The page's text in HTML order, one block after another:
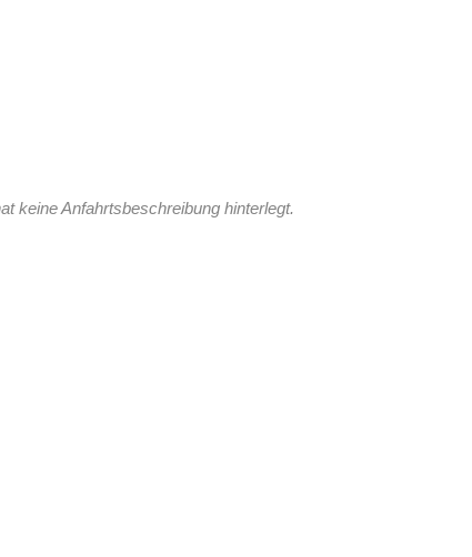
keine Anfahrtsbeschreibung hinterlegt.